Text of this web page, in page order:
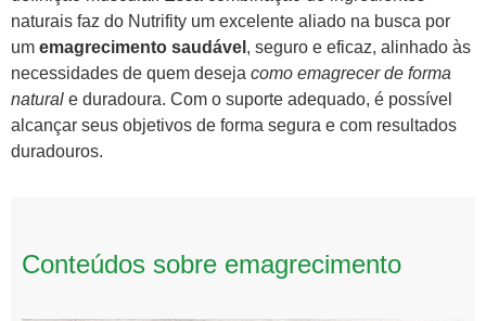
naturais faz do Nutrifity um excelente aliado na busca por
um emagrecimento saudável , seguro e eficaz, alinhado às
necessidades de quem deseja como emagrecer de forma
natural e duradoura. Com o suporte adequado, é possível
alcançar seus objetivos de forma segura e com resultados
duradouros.
Conteúdos sobre emagrecimento